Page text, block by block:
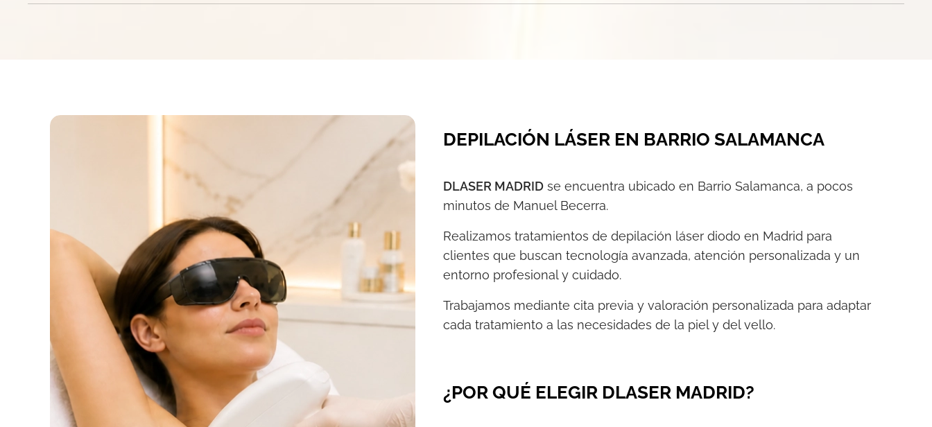
DEPILACIÓN LÁSER EN BARRIO SALAMANCA
DLASER MADRID se encuentra ubicado en Barrio Salamanca, a pocos
minutos de Manuel Becerra.
Realizamos tratamientos de depilación láser diodo en Madrid para
clientes que buscan tecnología avanzada, atención personalizada y un
entorno profesional y cuidado.
Trabajamos mediante cita previa y valoración personalizada para adaptar
cada tratamiento a las necesidades de la piel y del vello.
¿POR QUÉ ELEGIR DLASER MADRID?